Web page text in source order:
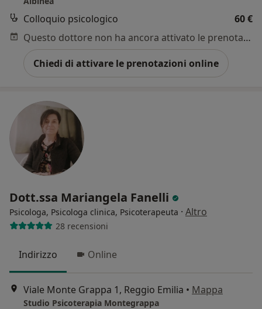
Colloquio psicologico
60 €
Questo dottore non ha ancora attivato le prenotazioni online presso questo indirizzo.
Chiedi di attivare le prenotazioni online
Dott.ssa Mariangela Fanelli
Psicologa, Psicologa clinica, Psicoterapeuta · Altro
28 recensioni
Indirizzo Online
Viale Monte Grappa 1, Reggio Emilia • Mappa
Studio Psicoterapia Montegrappa